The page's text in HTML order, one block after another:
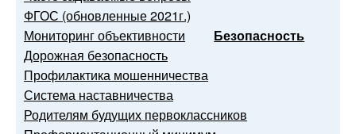
ФГОС (обновленные 2021г.)
Мониторинг объективности
Безопасность
Дорожная безопасность
Профилактика мошенничества
Система наставничества
Родителям будущих первоклассников